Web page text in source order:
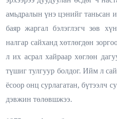
амьдралын үнэ цэнийг таньсан
баяр жаргал бэлэглэгч зөв
налгар сайханд хөтлөгдөн
л их асрал хайраар хөглөн
түшиг тулгуур болдог. Ийм л
ёсоор онц сурлагатан, бүтээлч
дэвжин төлөвшжээ.